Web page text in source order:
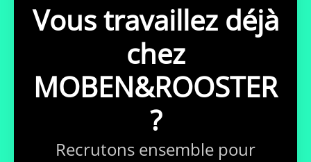
Vous travaillez déjà
chez
MOBEN&ROOSTER
?
Recrutons ensemble pour